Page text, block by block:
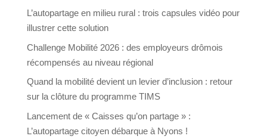
L’autopartage en milieu rural : trois capsules vidéo pour
illustrer cette solution
Challenge Mobilité 2026 : des employeurs drômois
récompensés au niveau régional
Quand la mobilité devient un levier d’inclusion : retour
sur la clôture du programme TIMS
Lancement de « Caisses qu’on partage » :
L’autopartage citoyen débarque à Nyons !